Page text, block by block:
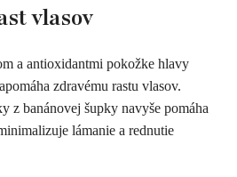
vlasov
a antioxidantmi pokožke hlavy
zdravému rastu vlasov.
z banánovej šupky navyše pomáha
lámanie a rednutie